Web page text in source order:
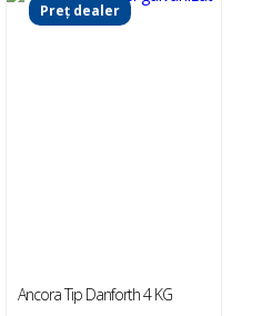
Preț dealer
Ancora Tip Danforth 4 KG